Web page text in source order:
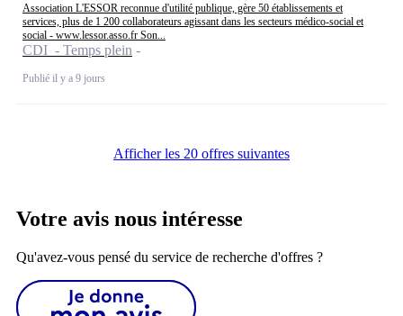
Association L'ESSOR reconnue d'utilité publique, gère 50 établissements et
services, plus de 1 200 collaborateurs agissant dans les secteurs médico-social et
social - www.lessor.asso.fr Son...
CDI - Temps plein
Publié il y a 9 jours
Afficher les 20 offres suivantes
Votre avis nous intéresse
Qu'avez-vous pensé du service de recherche d'offres ?